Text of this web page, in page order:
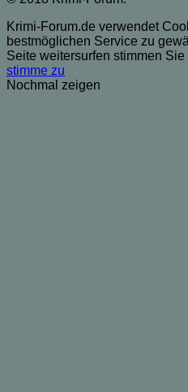
Krimi-Forum.de verwendet
bestmöglichen Service zu
Seite weitersurfen stimmen
stimme zu
Nochmal zeigen